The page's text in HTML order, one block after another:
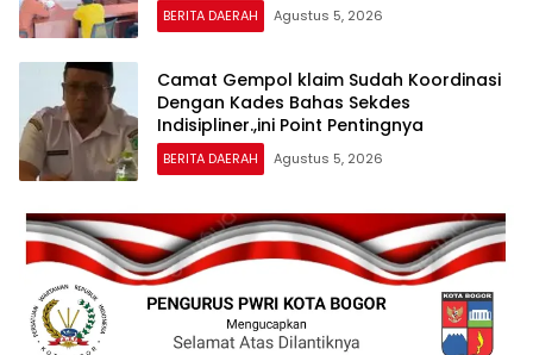
BERITA DAERAH Agustus 5, 2026
Camat Gempol klaim Sudah Koordinasi
Dengan Kades Bahas Sekdes
Indisipliner.,ini Point Pentingnya
BERITA DAERAH Agustus 5, 2026